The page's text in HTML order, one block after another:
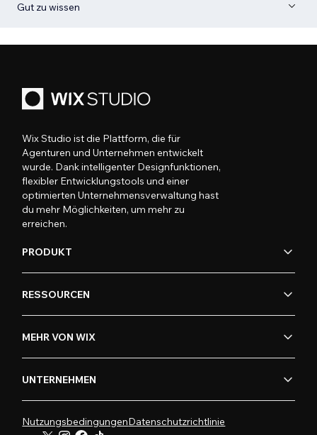
Gut zu wissen
Wix Studio ist die Plattform, die für
Agenturen und Unternehmen entwickelt
wurde. Dank intelligenter Designfunktionen,
flexibler Entwicklungstools und einer
optimierten Unternehmensverwaltung hast
du mehr Möglichkeiten, um mehr zu
erreichen.
PRODUKT
RESSOURCEN
MEHR VON WIX
UNTERNEHMEN
NutzungsbedingungenDatenschutzrichtlinie